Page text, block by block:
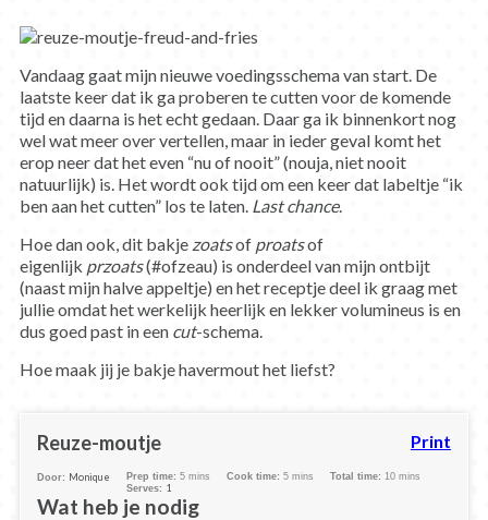
Vandaag gaat mijn nieuwe voedingsschema van start. De
laatste keer dat ik ga proberen te cutten voor de komende
tijd en daarna is het echt gedaan. Daar ga ik binnenkort nog
wel wat meer over vertellen, maar in ieder geval komt het
erop neer dat het even “nu of nooit” (nouja, niet nooit
natuurlijk) is. Het wordt ook tijd om een keer dat labeltje “ik
ben aan het cutten” los te laten. Last chance.
Hoe dan ook, dit bakje zoatsof proatsof
eigenlijk przoats(#ofzeau) is onderdeel van mijn ontbijt
(naast mijn halve appeltje) en het receptje deel ik graag met
jullie omdat het werkelijk heerlijk en lekker volumineus is en
dus goed past in een cut-schema.
Hoe maak jij je bakje havermout het liefst?
Reuze-moutje Print
Door: Monique Prep time: 5 mins Cook time: 5 mins Total time: 10 mins
Serves: 1
Wat heb je nodig